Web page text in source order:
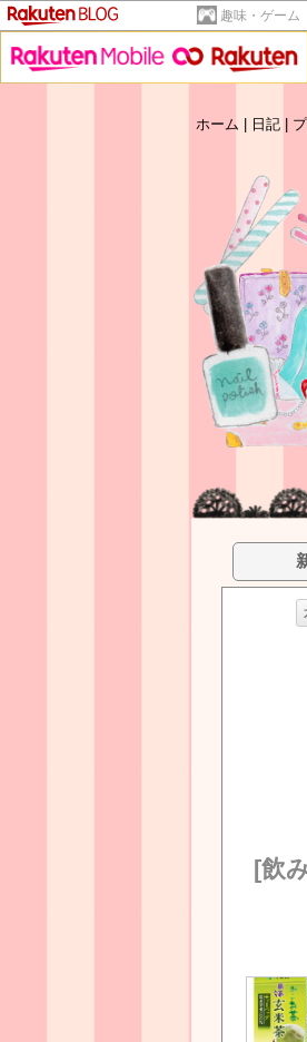
趣味・ゲーム
ホーム
日記
[飲